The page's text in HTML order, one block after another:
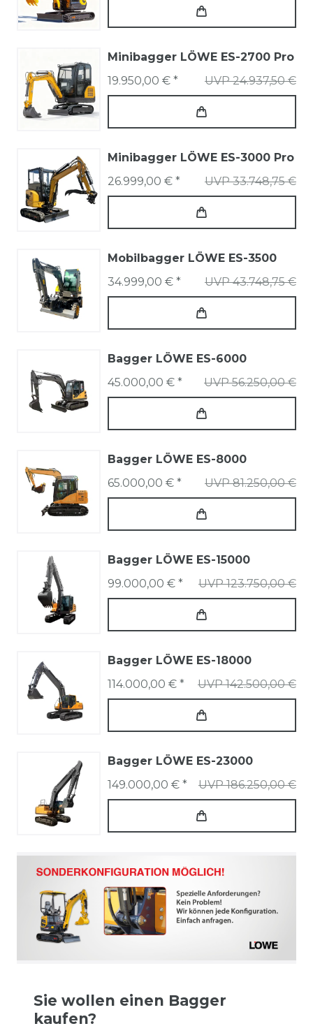
Minibagger LÖWE ES-2700 Pro
UVP 24.937,50 €
19.950,00 € *
Minibagger LÖWE ES-3000 Pro
UVP 33.748,75 €
26.999,00 € *
Mobilbagger LÖWE ES-3500
UVP 43.748,75 €
34.999,00 € *
Bagger LÖWE ES-6000
UVP 56.250,00 €
45.000,00 € *
Bagger LÖWE ES-8000
UVP 81.250,00 €
65.000,00 € *
Bagger LÖWE ES-15000
UVP 123.750,00 €
99.000,00 € *
Bagger LÖWE ES-18000
UVP 142.500,00 €
114.000,00 € *
Bagger LÖWE ES-23000
UVP 186.250,00 €
149.000,00 € *
Sie wollen einen Bagger
kaufen?